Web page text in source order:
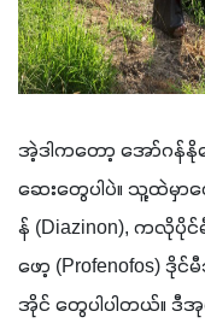
အဲ့ဒါကတော့ အော်ဂန်နိုဖ
ဆေးတွေပါပဲ။ သူ့ထဲမှာတ
န် (Diazinon), ကလိုပိုင်
ဖော့ (Profenofos)
အိုင် တွေပါပါတယ်။ ဒီအု